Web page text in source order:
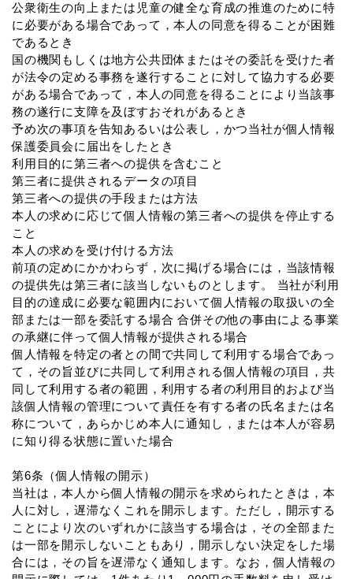
公衆衛生の向上または児童の健全な育成の推進のために特
に必要がある場合であって，本人の同意を得ることが困難
であるとき
国の機関もしくは地方公共団体またはその委託を受けた者
が法令の定める事務を遂行することに対して協力する必要
がある場合であって，本人の同意を得ることにより当該事
務の遂行に支障を及ぼすおそれがあるとき
予め次の事項を告知あるいは公表し，かつ当社が個人情報
保護委員会に届出をしたとき
利用目的に第三者への提供を含むこと
第三者に提供されるデータの項目
第三者への提供の手段または方法
本人の求めに応じて個人情報の第三者への提供を停止する
こと
本人の求めを受け付ける方法
前項の定めにかかわらず，次に掲げる場合には，当該情報
の提供先は第三者に該当しないものとします。 当社が利用
目的の達成に必要な範囲内において個人情報の取扱いの全
部または一部を委託する場合 合併その他の事由による事業
の承継に伴って個人情報が提供される場合
個人情報を特定の者との間で共同して利用する場合であっ
て，その旨並びに共同して利用される個人情報の項目，共
同して利用する者の範囲，利用する者の利用目的および当
該個人情報の管理について責任を有する者の氏名または名
称について，あらかじめ本人に通知し，または本人が容易
に知り得る状態に置いた場合
第6条（個人情報の開示）
当社は，本人から個人情報の開示を求められたときは，本
人に対し，遅滞なくこれを開示します。ただし，開示する
ことにより次のいずれかに該当する場合は，その全部また
は一部を開示しないこともあり，開示しない決定をした場
合には，その旨を遅滞なく通知します。なお，個人情報の